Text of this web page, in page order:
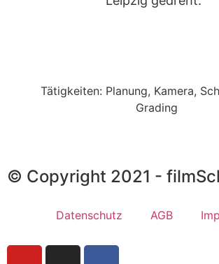
Tätigkeiten: Planung, Kamera,
Grading
© Copyright 2021 -
Datenschutz AGB